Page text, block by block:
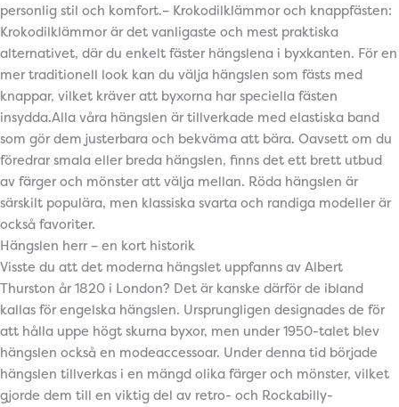
personlig stil och komfort.– Krokodilklämmor och knappfästen:
Krokodilklämmor är det vanligaste och mest praktiska
alternativet, där du enkelt fäster hängslena i byxkanten. För en
mer traditionell look kan du välja hängslen som fästs med
knappar, vilket kräver att byxorna har speciella fästen
insydda.Alla våra hängslen är tillverkade med elastiska band
som gör dem justerbara och bekväma att bära. Oavsett om du
föredrar smala eller breda hängslen, finns det ett brett utbud
av färger och mönster att välja mellan. Röda hängslen är
särskilt populära, men klassiska svarta och randiga modeller är
också favoriter.
Hängslen herr – en kort historik
Visste du att det moderna hängslet uppfanns av Albert
Thurston år 1820 i London? Det är kanske därför de ibland
kallas för engelska hängslen. Ursprungligen designades de för
att hålla uppe högt skurna byxor, men under 1950-talet blev
hängslen också en modeaccessoar. Under denna tid började
hängslen tillverkas i en mängd olika färger och mönster, vilket
gjorde dem till en viktig del av retro- och Rockabilly-